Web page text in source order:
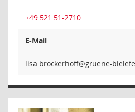
+49 521 51-2710
E-Mail
ffohrekc